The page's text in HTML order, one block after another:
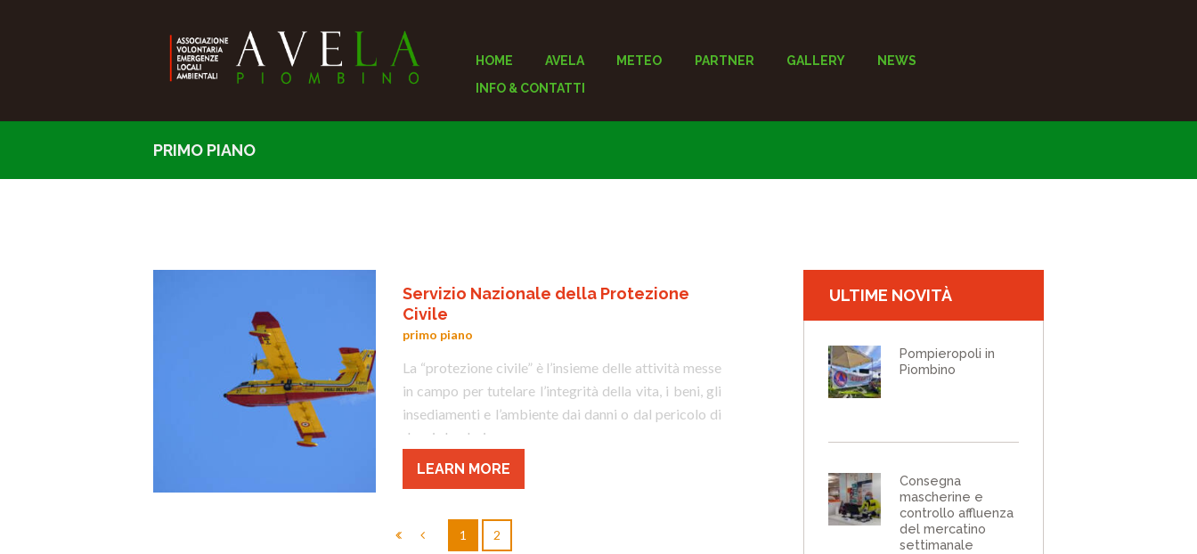
HOME AVELA METEO PARTNER GALLERY
NEWS
INFO & CONTATTI
PRIMO PIANO
Servizio Nazionale della Protezione
Civile
primo piano
La “protezione civile” è l’insieme delle attività messe
in campo per tutelare l’integrità della vita, i beni, gli
insediamenti e l’ambiente dai danni o dal pericolo di
danni che derivano
LEARN MORE
1 2
ULTIME NOVITÀ
Pompieropoli in
Piombino
Consegna
mascherine e
controllo affluenza
del mercatino
settimanale